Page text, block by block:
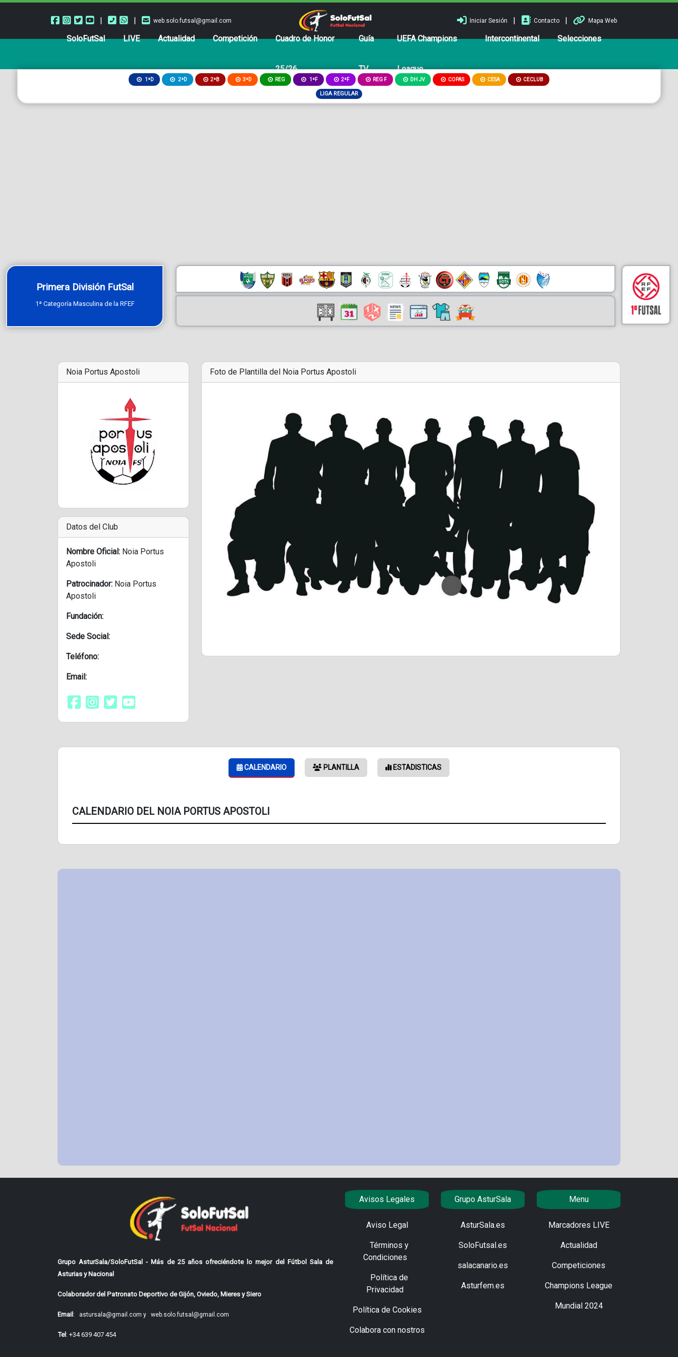
| | web.solo.futsal@gmail.com Iniciar Sesión | Contacto | Mapa Web
SoloFutSal LIVE Actualidad Competición Cuadro de Honor
25/26
Guía
TV
UEFA Champions
League
Intercontinental Selecciones
1ªD 2ªD 2ªB 3ªD REG 1ªF 2ªF REG F DH JV COPAS CESA CECLUB
LIGA REGULAR
Primera División FutSal
1ª Categoría Masculina de la RFEF
Noia Portus Apostoli
Datos del Club
Nombre Oficial: Noia Portus
Apostoli
Patrocinador: Noia Portus
Apostoli
Fundación:
Sede Social:
Teléfono:
Email:
Foto de Plantilla del Noia Portus Apostoli
CALENDARIO PLANTILLA ESTADISTICAS
CALENDARIO DEL NOIA PORTUS APOSTOLI
Grupo AsturSala/SoloFutSal - Más de 25 años ofreciéndote lo mejor del Fútbol Sala de
Asturias y Nacional
Colaborador del Patronato Deportivo de Gijón, Oviedo, Mieres y Siero
Email : astursala@gmail.com y web.solo.futsal@gmail.com
Tel : +34 639 407 454
Avisos Legales
Aviso Legal
Términos y
Condiciones
Política de
Privacidad
Política de Cookies
Colabora con nostros
Grupo AsturSala
AsturSala.es
SoloFutsal.es
salacanario.es
Asturfem.es
Menu
Marcadores LIVE
Actualidad
Competiciones
Champions League
Mundial 2024